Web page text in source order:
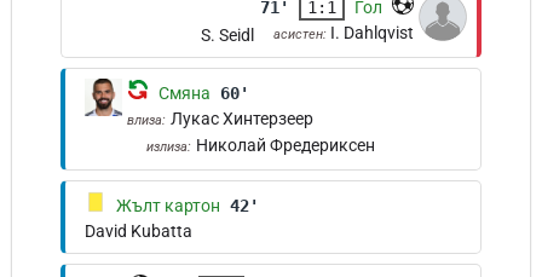
71' 1:1
Гол
S. Seidl
асистен: I. Dahlqvist
Смяна 60'
влиза: Лукас Хинтерзеер
излиза: Николай Фредериксен
Жълт картон 42'
David Kubatta